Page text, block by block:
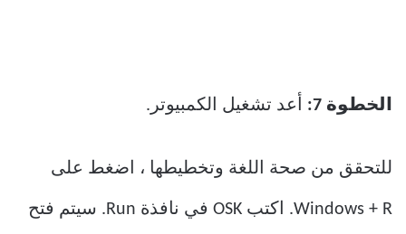
الخطوة 7: أعد تشغيل الكمبيوتر.
للتحقق من صحة اللغة وتخطيطها ، اضغط على
Windows + R. اكتب OSK في نافذة Run. سيتم فتح